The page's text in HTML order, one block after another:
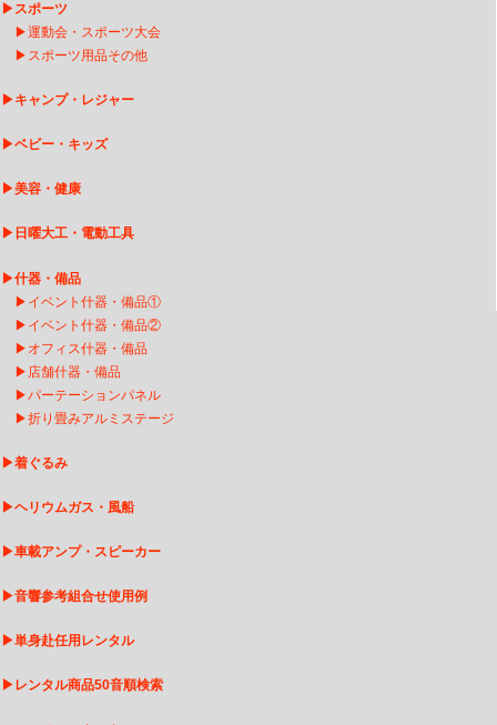
▶スポーツ
▶運動会・スポーツ大会
▶ スポーツ用品その他
▶キャンプ・レジャー
▶ベビー・キッズ
▶美容・健康
▶ 日曜大工・電動工具
▶什器・備品
▶ イベント什器・備品①
▶ イベント什器・備品②
▶ オフィス什器・備品
▶ 店舗什器・備品
▶パーテーションパネル
▶折り畳みアルミステージ
▶着ぐるみ
▶ヘリウムガス・風船
▶車載アンプ・スピーカー
▶音響参考組合せ使用例
▶単身赴任用レンタル
▶ レンタル商品50音順検索